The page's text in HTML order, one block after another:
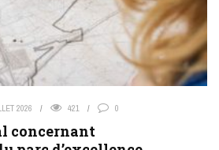
2026 421 0
concernant